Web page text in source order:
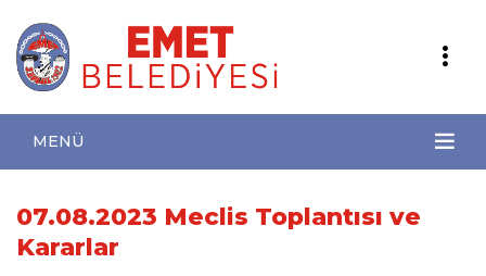
MENÜ
07.08.2023 Meclis Toplantısı ve
Kararlar